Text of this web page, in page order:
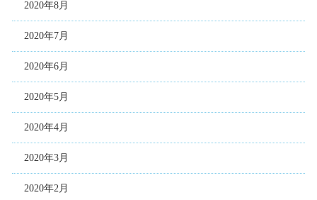
2020年8月
2020年7月
2020年6月
2020年5月
2020年4月
2020年3月
2020年2月